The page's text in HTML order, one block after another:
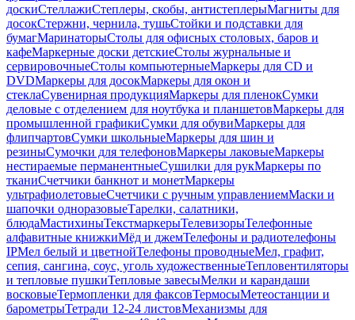
доскиСтеллажиСтеплеры, скобы, антистеплерыМагниты для
досокСтержни, чернила, тушьСтойки и подставки для
бумагМаринаторыСтолы для офисных столовых, баров и
кафеМаркерные доски детскиеСтолы журнальные и
сервировочныеСтолы компьютерныеМаркеры для CD и
DVDМаркеры для досокМаркеры для окон и
стеклаСувенирная продукцияМаркеры для пленокСумки
деловые с отделением для ноутбука и планшетовМаркеры для
промышленной графикиСумки для обувиМаркеры для
флипчартовСумки школьныеМаркеры для шин и
резиныСумочки для телефоновМаркеры лаковыеМаркеры
нестираемые перманентныеСушилки для рукМаркеры по
тканиСчетчики банкнот и монетМаркеры
ультрафиолетовыеСчетчики с ручным управлениемМаски и
шапочки одноразовыеТарелки, салатники,
блюдаМастихиныТекстмаркерыТелевизорыТелефонные
алфавитные книжкиМёд и джемТелефоны и радиотелефоны
IPМел белый и цветнойТелефоны проводныеМел, графит,
сепия, сангина, соус, уголь художественныеТепловентиляторы
и тепловые пушкиТепловые завесыМелки и карандаши
восковыеТермопленки для факсовТермосыМетеостанции и
барометрыТетради 12-24 листовМеханизмы для